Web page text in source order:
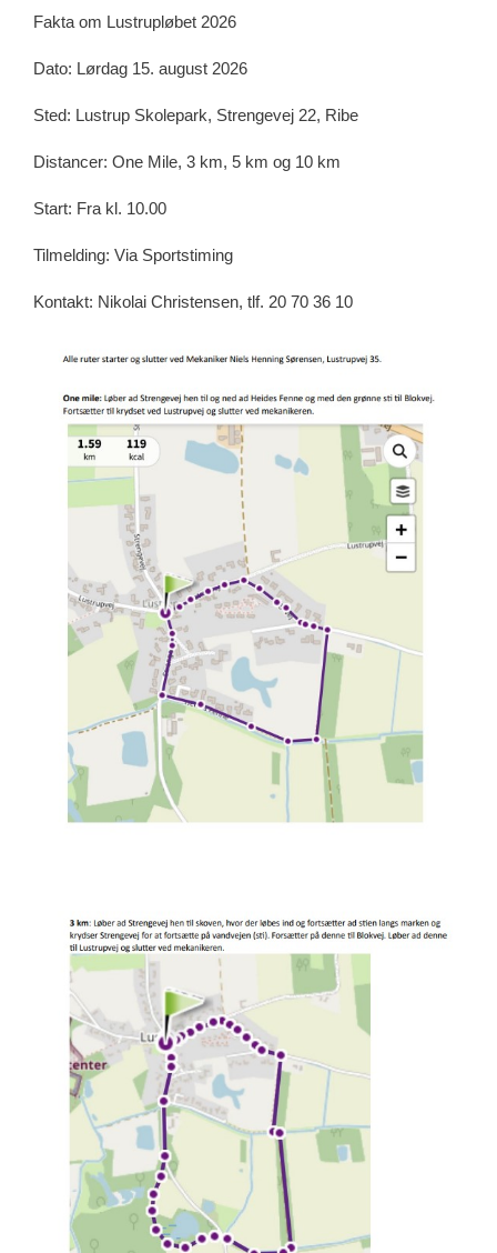
Fakta om Lustrupløbet 2026
Dato: Lørdag 15. august 2026
Sted: Lustrup Skolepark, Strengevej 22, Ribe
Distancer: One Mile, 3 km, 5 km og 10 km
Start: Fra kl. 10.00
Tilmelding: Via Sportstiming
Kontakt: Nikolai Christensen, tlf. 20 70 36 10